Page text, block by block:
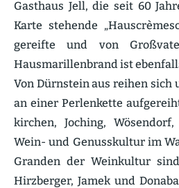
Gasthaus Jell, die seit 60
Karte stehende
gereifte und von
Hausma­ril­len­brand ist
Von Dürnstein aus reihen sich
an einer Perlen­kette
kirchen, Joching,
Wein- und Genuss­kultur im
Granden der Weinkultur
Hirzberger, Jamek und